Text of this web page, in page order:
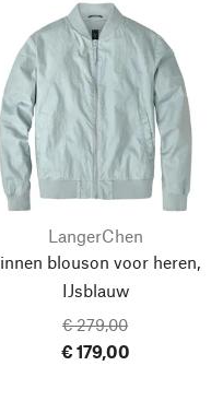
LangerChen
blouson voor heren,
IJsblauw
€ 279,00
€ 179,00